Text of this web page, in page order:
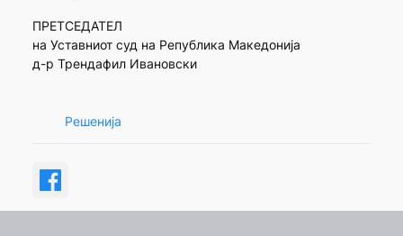
ПРЕТСЕДАТЕЛ
на Уставниот суд на Република Македонија
д-р Трендафил Ивановски
Решенија